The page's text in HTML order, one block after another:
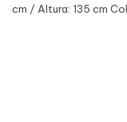
cm / Altura: 135 cm